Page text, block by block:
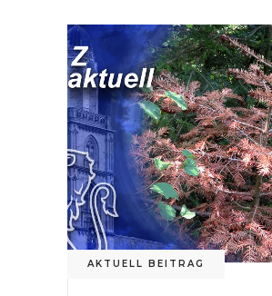
AKTUELL BEITRAG